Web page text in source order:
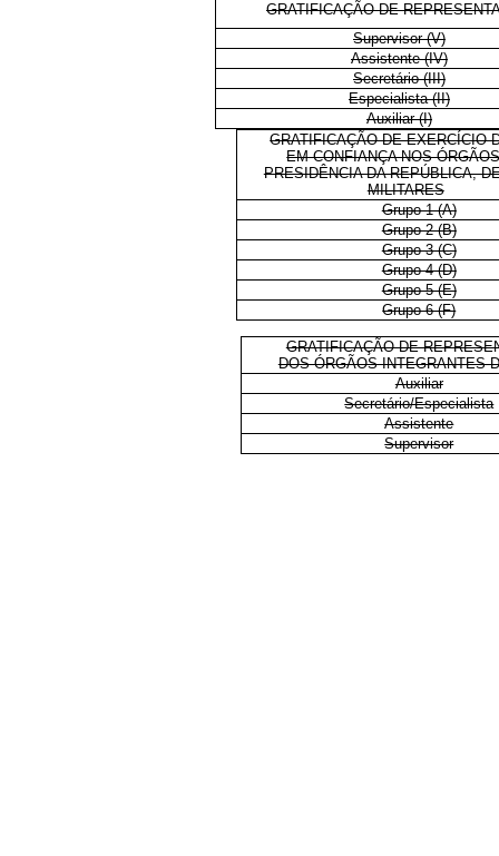
GRATIFICAÇÃO DE
Supervisor (V)
Assistente (IV)
Secretário (III)
Especialista (II)
Auxiliar (I)
GRATIFICAÇÃO DE EXERCÍCIO
EM CONFIANÇA NOS
PRESIDÊNCIA DA REPÚBLICA,
MILITARES
Grupo 1 (A)
Grupo 2 (B)
Grupo 3 (C)
Grupo 4 (D)
Grupo 5 (E)
Grupo 6 (F)
GRATIFICAÇÃO DE
DOS ÓRGÃOS INTEGRANTES
Auxiliar
Secretário/Especialista
Assistente
Supervisor